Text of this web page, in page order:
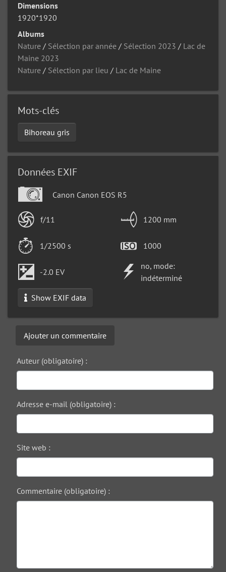
Dimensions
1920*1920
Albums
Nature / Sélection par année / Sélection 2023 / Lac de
Maine 2023
Nature / Sélection par lieu / Lac de Maine
Mots-clés
Bihoreau gris
Données EXIF
Canon Canon EOS R5
f/11 1200 mm
1/2500 s 1000
-2.0 EV
no, mode:
indéterminé
Show EXIF data
Ajouter un commentaire
Auteur (obligatoire) :
Adresse e-mail (obligatoire) :
Site web :
Commentaire (obligatoire) :